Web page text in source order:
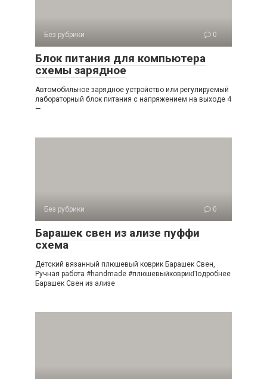
Без рубрики 0
Блок питания для компьютера
схемы зарядное
Автомобильное зарядное устройство или регулируемый
лабораторный блок питания с напряжением на выходе 4
—
Без рубрики 0
Барашек свен из ализе пуффи
схема
Детский вязанный плюшевый коврик Барашек Свен,
Ручная работа #handmade #плюшевыйковрикПодробнее
Барашек Свен из ализе